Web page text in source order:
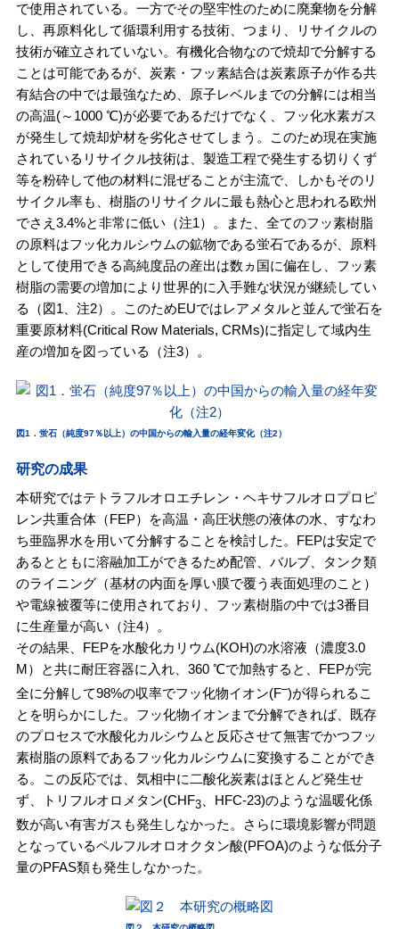
で使用されている。一方でその堅牢性のために廃棄物を分解
し、再原料化して循環利用する技術、つまり、リサイクルの
技術が確立されていない。有機化合物なので焼却で分解する
ことは可能であるが、炭素・フッ素結合は炭素原子が作る共
有結合の中では最強なため、原子レベルまでの分解には相当
の高温(～1000 ℃)が必要であるだけでなく、フッ化水素ガス
が発生して焼却炉材を劣化させてしまう。このため現在実施
されているリサイクル技術は、製造工程で発生する切りくず
等を粉砕して他の材料に混ぜることが主流で、しかもそのリ
サイクル率も、樹脂のリサイクルに最も熱心と思われる欧州
でさえ3.4%と非常に低い（注1）。また、全てのフッ素樹脂
の原料はフッ化カルシウムの鉱物である蛍石であるが、原料
として使用できる高純度品の産出は数ヵ国に偏在し、フッ素
樹脂の需要の増加により世界的に入手難な状況が継続してい
る（図1、注2）。このためEUではレアメタルと並んで蛍石を
重要原材料(Critical Row Materials, CRMs)に指定して域内生
産の増加を図っている（注3）。
図1．蛍石（純度97％以上）の中国からの輸入量の経年変化（注2）
研究の成果
本研究ではテトラフルオロエチレン・ヘキサフルオロプロピ
レン共重合体（FEP）を高温・高圧状態の液体の水、すなわ
ち亜臨界水を用いて分解することを検討した。FEPは安定で
あるとともに溶融加工ができるため配管、バルブ、タンク類
のライニング（基材の内面を厚い膜で覆う表面処理のこと）
や電線被覆等に使用されており、フッ素樹脂の中では3番目
に生産量が高い（注4）。
その結果、FEPを水酸化カリウム(KOH)の水溶液（濃度3.0
M）と共に耐圧容器に入れ、360 ℃で加熱すると、FEPが完
全に分解して98%の収率でフッ化物イオン(F‒)が得られるこ
とを明らかにした。フッ化物イオンまで分解できれば、既存
のプロセスで水酸化カルシウムと反応させて無害でかつフッ
素樹脂の原料であるフッ化カルシウムに変換することができ
る。この反応では、気相中に二酸化炭素はほとんど発生せ
ず、トリフルオロメタン(CHF3、HFC-23)のような温暖化係
数が高い有害ガスも発生しなかった。さらに環境影響が問題
となっているペルフルオロオクタン酸(PFOA)のような低分子
量のPFAS類も発生しなかった。